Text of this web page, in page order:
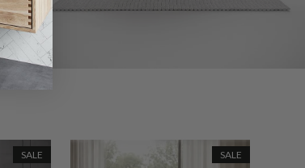
SALE SALE